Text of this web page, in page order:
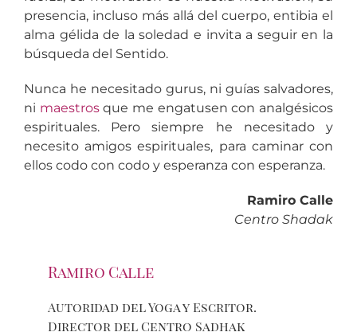
presencia, incluso más allá del cuerpo, entibia el
alma gélida de la soledad e invita a seguir en la
búsqueda del Sentido.
Nunca he necesitado gurus, ni guías salvadores,
ni maestrosque me engatusen con analgésicos
espirituales. Pero siempre he necesitado y
necesito amigos espirituales, para caminar con
ellos codo con codo y esperanza con esperanza.
Ramiro Calle
Centro Shadak
Ramiro Calle
Autoridad del Yoga y Escritor.
Director del Centro Sadhak